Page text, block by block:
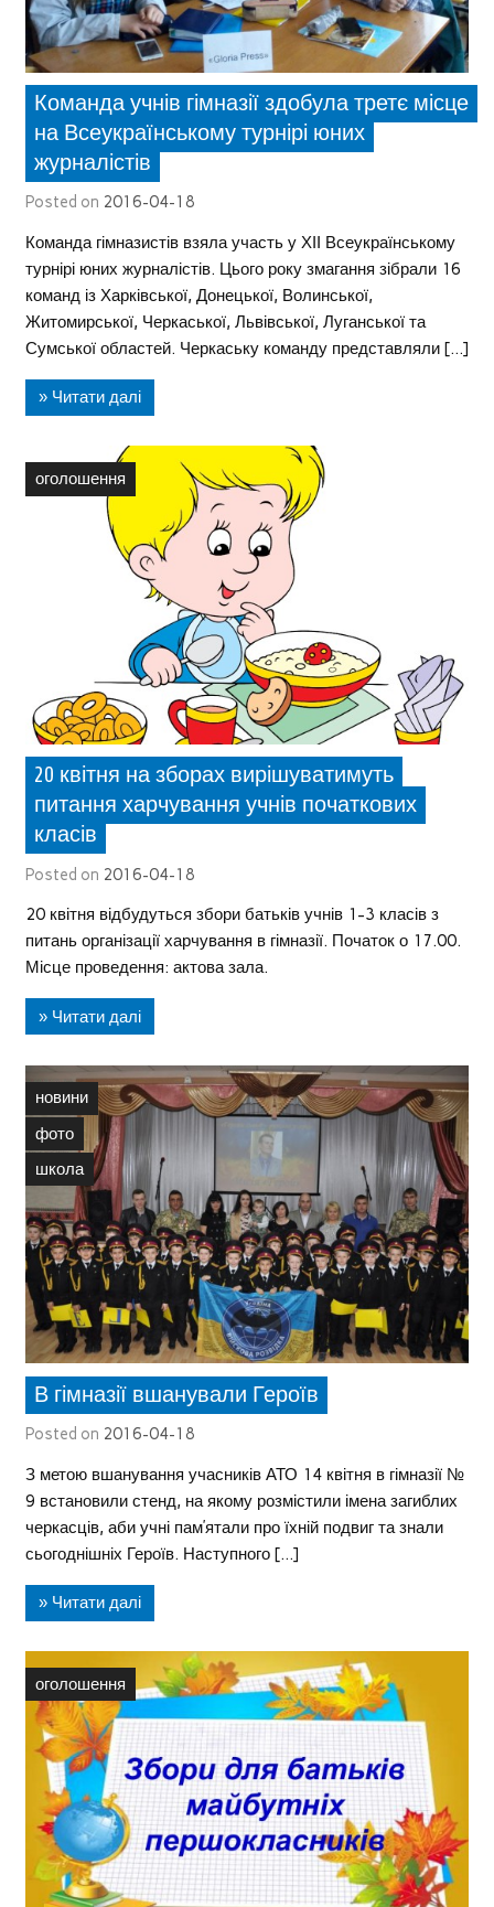
Команда учнів гімназії здобула третє місце
на Всеукраїнському турнірі юних
журналістів
Posted on 2016-04-18
Команда гімназистів взяла участь у ХІІ Всеукраїнському
турнірі юних журналістів. Цього року змагання зібрали 16
команд із Харківської, Донецької, Волинської,
Житомирської, Черкаської, Львівської, Луганської та
Сумської областей. Черкаську команду представляли […]
» Читати далі
оголошення
20 квітня на зборах вирішуватимуть
питання харчування учнів початкових
класів
Posted on 2016-04-18
20 квітня відбудуться збори батьків учнів 1-3 класів з
питань організації харчування в гімназії. Початок о 17.00.
Місце проведення: актова зала.
» Читати далі
новини
фото
школа
В гімназії вшанували Героїв
Posted on 2016-04-18
З метою вшанування учасників АТО 14 квітня в гімназії №
9 встановили стенд, на якому розмістили імена загиблих
черкасців, аби учні пам’ятали про їхній подвиг та знали
сьогоднішніх Героїв. Наступного […]
» Читати далі
оголошення